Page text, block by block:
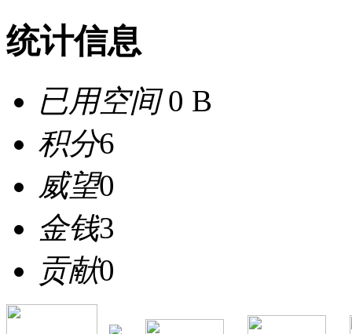
统计信息
已用空间0 B
积分6
威望0
金钱3
贡献0